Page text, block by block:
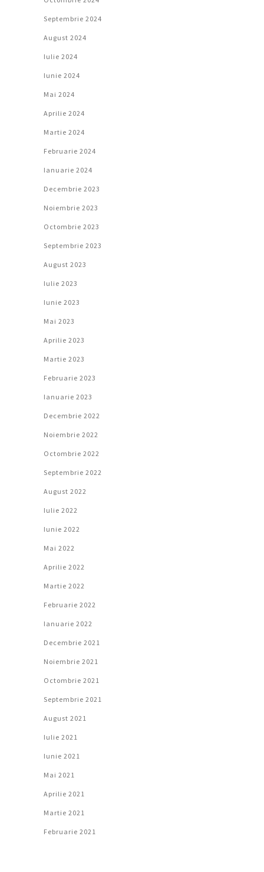
Septembrie 2024
August 2024
Iulie 2024
Iunie 2024
Mai 2024
Aprilie 2024
Martie 2024
Februarie 2024
Ianuarie 2024
Decembrie 2023
Noiembrie 2023
Octombrie 2023
Septembrie 2023
August 2023
Iulie 2023
Iunie 2023
Mai 2023
Aprilie 2023
Martie 2023
Februarie 2023
Ianuarie 2023
Decembrie 2022
Noiembrie 2022
Octombrie 2022
Septembrie 2022
August 2022
Iulie 2022
Iunie 2022
Mai 2022
Aprilie 2022
Martie 2022
Februarie 2022
Ianuarie 2022
Decembrie 2021
Noiembrie 2021
Octombrie 2021
Septembrie 2021
August 2021
Iulie 2021
Iunie 2021
Mai 2021
Aprilie 2021
Martie 2021
Februarie 2021